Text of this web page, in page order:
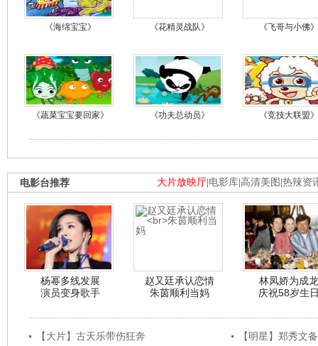
《海绵宝宝》 《花精灵战队》 《飞哥与小佛》
《蔬菜宝宝要回家》 《功夫总动员》 《竞技大联盟》
大片放映厅 电影库 高清美图 热辣资
电影台推荐
杨幂多线发展
演员变身歌手
赵又廷承认恋情
朱茵顺利当妈
林凤娇为成龙
庆祝58岁生
【大片】古天乐带伤狂奔
【明星】郑秀文